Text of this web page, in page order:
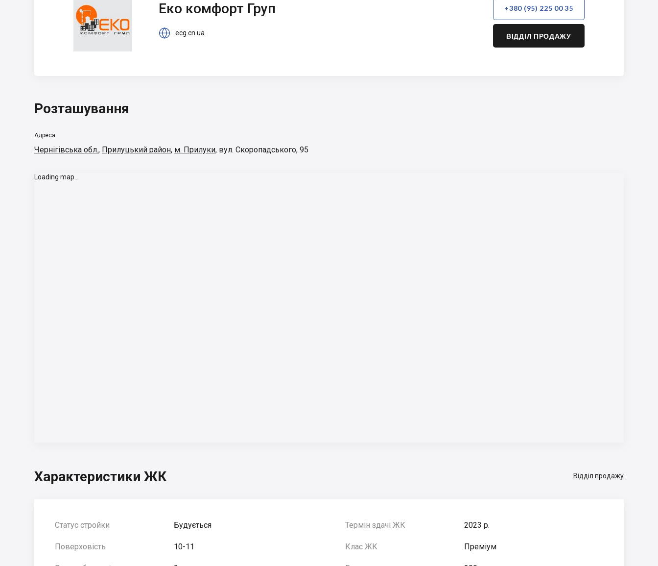
Еко комфорт Груп
 ecg.cn.ua
+380 (95) 225 00 35
ВІДДІЛ ПРОДАЖУ
Розташування
Адреса
Чернігівська обл., Прилуцький район, м. Прилуки, вул. Скоропадського, 95
Loading map...
Характеристики ЖК Відділ продажу
Статус стройки Будується Термін здачі ЖК 2023 р.
Поверховість 10-11 Клас ЖК Преміум